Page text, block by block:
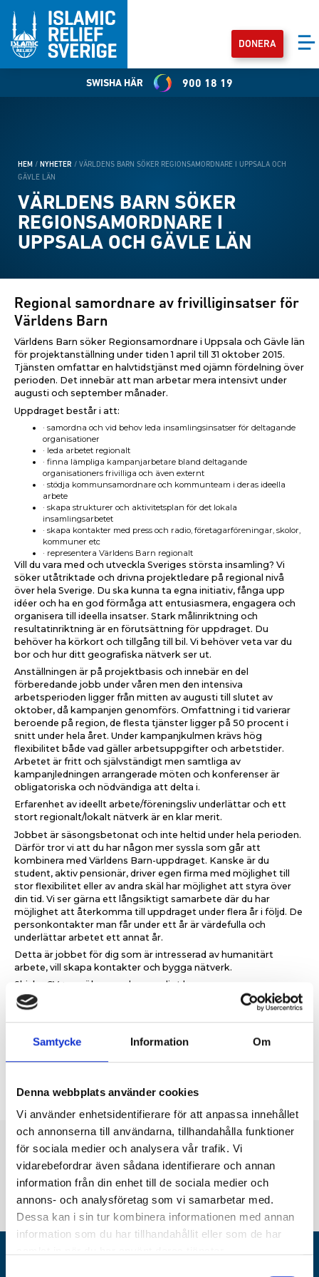
Samtycke Information Om
Denna webbplats använder cookies
Vi använder enhetsidentifierare för att anpassa innehållet
och annonserna till användarna, tillhandahålla funktioner
för sociala medier och analysera vår trafik. Vi
vidarebefordrar även sådana identifierare och annan
information från din enhet till de sociala medier och
annons- och analysföretag som vi samarbetar med.
Dessa kan i sin tur kombinera informationen med annan
information som du har tillhandahållit eller som de har
DONERA
SWISHA HÄR 900 18 19
HEM / NYHETER / VÄRLDENS BARN SÖKER REGIONSAMORDNARE I UPPSALA OCH
GÄVLE LÄN
VÄRLDENS BARN SÖKER
REGIONSAMORDNARE I
UPPSALA OCH GÄVLE LÄN
Regional samordnare av frivilliginsatser för
Världens Barn
Världens Barn söker Regionsamordnare i Uppsala och Gävle län
för projektanställning under tiden 1 april till 31 oktober 2015.
Tjänsten omfattar en halvtidstjänst med ojämn fördelning över
perioden. Det innebär att man arbetar mera intensivt under
augusti och september månader.
Uppdraget består i att:
· samordna och vid behov leda insamlingsinsatser för deltagande
organisationer
· leda arbetet regionalt
· finna lämpliga kampanjarbetare bland deltagande
organisationers frivilliga och även externt
· stödja kommunsamordnare och kommunteam i deras ideella
arbete
· skapa strukturer och aktivitetsplan för det lokala
insamlingsarbetet
· skapa kontakter med press och radio, företagarföreningar, skolor,
kommuner etc
· representera Världens Barn regionalt
Vill du vara med och utveckla Sveriges största insamling? Vi
söker utåtriktade och drivna projektledare på regional nivå
över hela Sverige. Du ska kunna ta egna initiativ, fånga upp
idéer och ha en god förmåga att entusiasmera, engagera och
organisera till ideella insatser. Stark målinriktning och
resultatinriktning är en förutsättning för uppdraget. Du
behöver ha körkort och tillgång till bil. Vi behöver veta var du
bor och hur ditt geografiska nätverk ser ut.
Anställningen är på projektbasis och innebär en del
förberedande jobb under våren men den intensiva
arbetsperioden ligger från mitten av augusti till slutet av
oktober, då kampanjen genomförs. Omfattning i tid varierar
beroende på region, de flesta tjänster ligger på 50 procent i
snitt under hela året. Under kampanjkulmen krävs hög
flexibilitet både vad gäller arbetsuppgifter och arbetstider.
Arbetet är fritt och självständigt men samtliga av
kampanjledningen arrangerade möten och konferenser är
obligatoriska och nödvändiga att delta i.
Erfarenhet av ideellt arbete/föreningsliv underlättar och ett
stort regionalt/lokalt nätverk är en klar merit.
Jobbet är säsongsbetonat och inte heltid under hela perioden.
Därför tror vi att du har någon mer syssla som går att
kombinera med Världens Barn-uppdraget. Kanske är du
student, aktiv pensionär, driver egen firma med möjlighet till
stor flexibilitet eller av andra skäl har möjlighet att styra över
din tid. Vi ser gärna ett långsiktigt samarbete där du har
möjlighet att återkomma till uppdraget under flera år i följd. De
personkontakter man får under ett år är värdefulla och
underlättar arbetet ett annat år.
Detta är jobbet för dig som är intresserad av humanitärt
arbete, vill skapa kontakter och bygga nätverk.
Skicka CV + ansökan med personligt brev
tillevy.jonsson@varldensbarn.se
Endast digitala ansökningar. Frågor om tjänsterna besvaras av
kampanjledare Evy Jonsson 08-411 43 22 eller Göran Klingensjö
på telefon 070-191 57 29.